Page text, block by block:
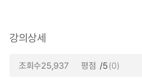
강의상세
조회수25,937 평점 /5(0)